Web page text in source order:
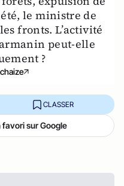
le ministre de
fronts. L’activité
peut-elle
?
CLASSER
sur Google